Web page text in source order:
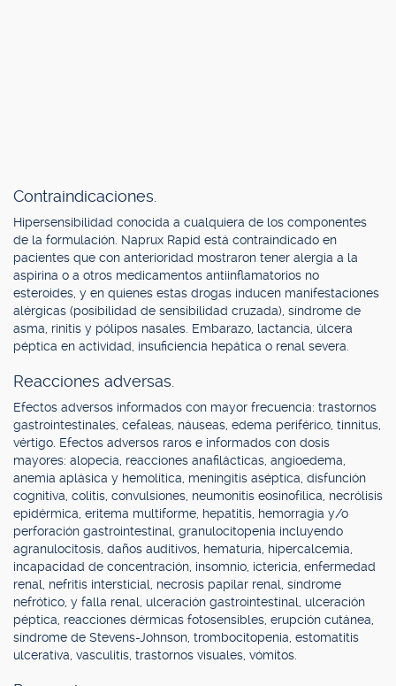
Contraindicaciones.
Hipersensibilidad conocida a cualquiera de los componentes
de la formulación. Naprux Rapid está contraindicado en
pacientes que con anterioridad mostraron tener alergia a la
aspirina o a otros medicamentos antiinflamatorios no
esteroides, y en quienes estas drogas inducen manifestaciones
alérgicas (posibilidad de sensibilidad cruzada), síndrome de
asma, rinitis y pólipos nasales. Embarazo, lactancia, úlcera
péptica en actividad, insuficiencia hepática o renal severa.
Reacciones adversas.
Efectos adversos informados con mayor frecuencia: trastornos
gastrointestinales, cefaleas, náuseas, edema periférico, tinnitus,
vértigo. Efectos adversos raros e informados con dosis
mayores: alopecia, reacciones anafilácticas, angioedema,
anemia aplásica y hemolítica, meningitis aséptica, disfunción
cognitiva, colitis, convulsiones, neumonitis eosinofílica, necrólisis
epidérmica, eritema multiforme, hepatitis, hemorragia y/o
perforación gastrointestinal, granulocitopenia incluyendo
agranulocitosis, daños auditivos, hematuria, hipercalcemia,
incapacidad de concentración, insomnio, ictericia, enfermedad
renal, nefritis intersticial, necrosis papilar renal, síndrome
nefrótico, y falla renal, ulceración gastrointestinal, ulceración
péptica, reacciones dérmicas fotosensibles, erupción cutánea,
síndrome de Stevens-Johnson, trombocitopenia, estomatitis
ulcerativa, vasculitis, trastornos visuales, vómitos.